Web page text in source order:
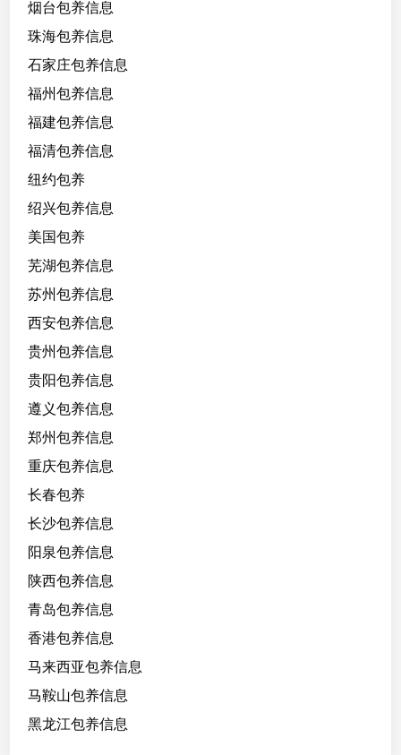
烟台包养信息
珠海包养信息
石家庄包养信息
福州包养信息
福建包养信息
福清包养信息
纽约包养
绍兴包养信息
美国包养
芜湖包养信息
苏州包养信息
西安包养信息
贵州包养信息
贵阳包养信息
遵义包养信息
郑州包养信息
重庆包养信息
长春包养
长沙包养信息
阳泉包养信息
陕西包养信息
青岛包养信息
香港包养信息
马来西亚包养信息
马鞍山包养信息
黑龙江包养信息